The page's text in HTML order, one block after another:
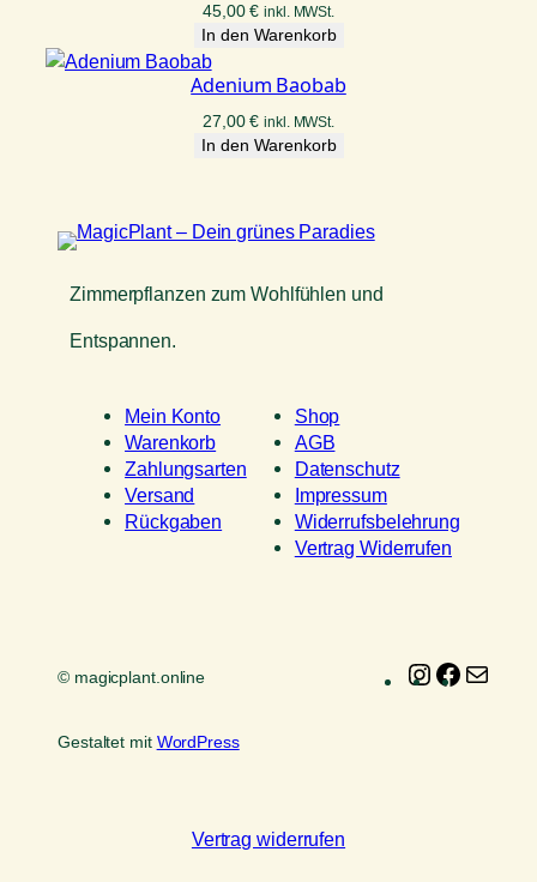
45,00€ inkl. MWSt.
In den Warenkorb
Adenium Baobab
27,00€ inkl. MWSt.
In den Warenkorb
Zimmerpflanzen zum Wohlfühlen und
Entspannen.
Mein Konto
Warenkorb
Zahlungsarten
Versand
Rückgaben
Shop
AGB
Datenschutz
Impressum
Widerrufsbelehrung
Vertrag Widerrufen
© magicplant.online Instagram
Gestaltet mit WordPress
Vertrag widerrufen